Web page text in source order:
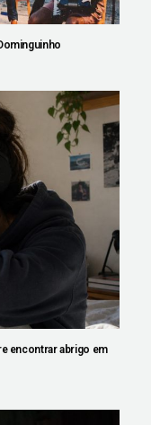
encontrar abrigo em